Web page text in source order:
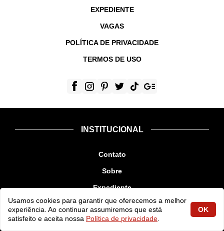
EXPEDIENTE
VAGAS
POLÍTICA DE PRIVACIDADE
TERMOS DE USO
INSTITUCIONAL
Contato
Sobre
Expediente
Vagas
Política de Privacidade
Usamos cookies para garantir que oferecemos a melhor
experiência. Ao continuar assumiremos que está
satisfeito e aceita nossa Política de privacidade
OK